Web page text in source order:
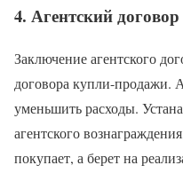
4. Агентский договор
Заключение агентского
договора купли-продажи.
уменьшить расходы.
агентского
покупает, а берет на